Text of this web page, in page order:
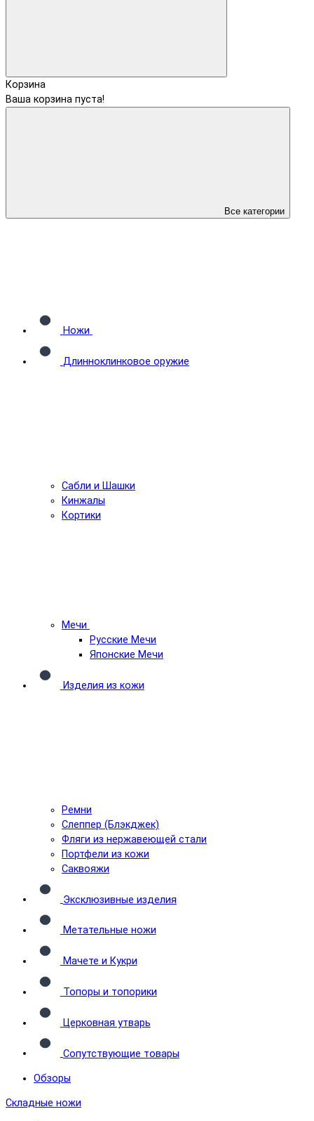
Корзина
Ваша корзина пуста!
Все категории
Ножи
Длинноклинковое оружие
Сабли и Шашки
Кинжалы
Кортики
Мечи
Русские Мечи
Японские Мечи
Изделия из кожи
Ремни
Слеппер (Блэкджек)
Фляги из нержавеющей стали
Портфели из кожи
Саквояжи
Эксклюзивные изделия
Метательные ножи
Мачете и Кукри
Топоры и топорики
Церковная утварь
Сопутствующие товары
Обзоры
Складные ножи